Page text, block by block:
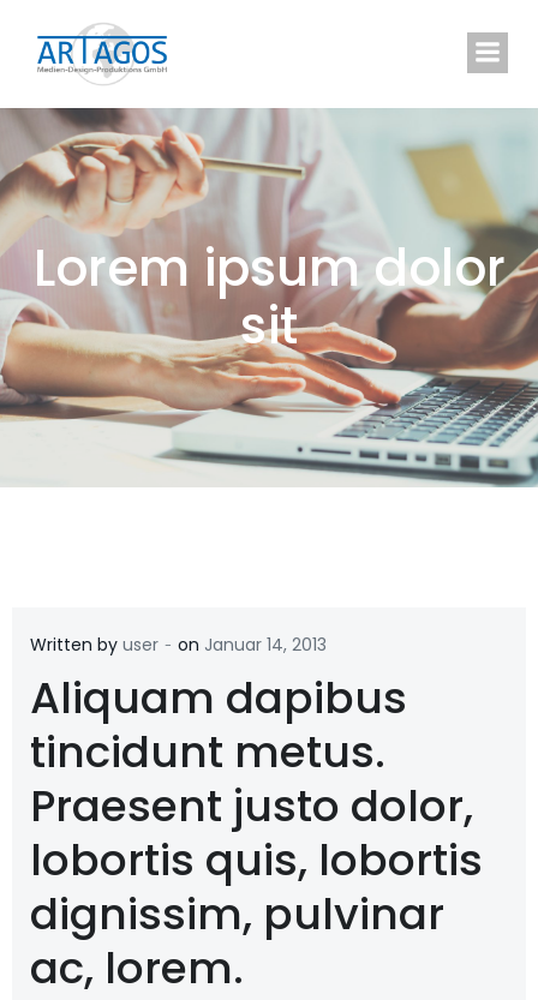
Lorem ipsum dolor
sit
Written by user - on Januar 14, 2013
Aliquam dapibus
tincidunt metus.
Praesent justo dolor,
lobortis quis, lobortis
dignissim, pulvinar
ac, lorem.